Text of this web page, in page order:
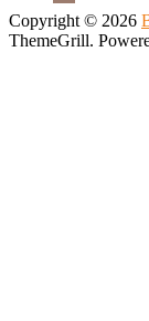
Copyright © 2026
ThemeGrill.